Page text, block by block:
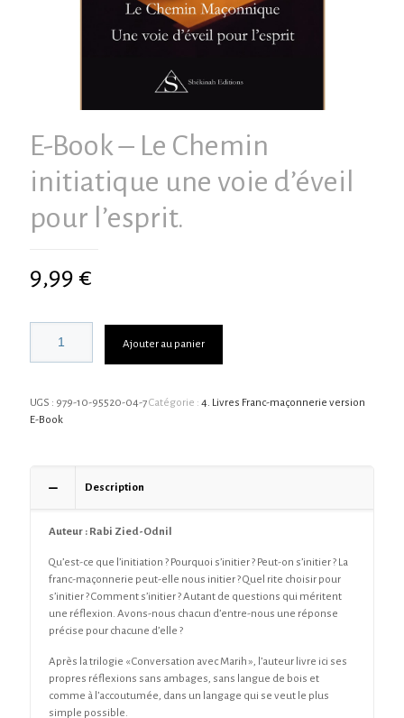
E-Book – Le Chemin
initiatique une voie d’éveil
pour l’esprit.
9,99 €
Ajouter au panier
UGS : 979-10-95520-04-7Catégorie : 4. Livres Franc-maçonnerie version
E-Book
Description
Auteur : Rabi Zied-Odnil
Qu’est-ce que l’initiation ? Pourquoi s’initier ? Peut-on s’initier ? La
franc-maçonnerie peut-elle nous initier ? Quel rite choisir pour
s’initier ? Comment s’initier ? Autant de questions qui méritent
une réflexion. Avons-nous chacun d’entre-nous une réponse
précise pour chacune d’elle ?
Après la trilogie « Conversation avec Marih », l’auteur livre ici ses
propres réflexions sans ambages, sans langue de bois et
comme à l’accoutumée, dans un langage qui se veut le plus
simple possible.